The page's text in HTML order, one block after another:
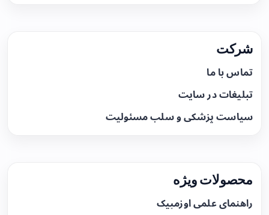
شرکت
تماس با ما
تبلیغات در سایت
سیاست پزشکی و سلب مسئولیت
محصولات ویژه
راهنمای علمی اوزمپیک